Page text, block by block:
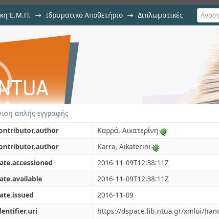
Ε.Μ.Π. → Ιδρυματικό Αποθετήριο → Διπλωματικές
της ορεινής Ελλάδας τη
στον ορεινό σχολικό
απλής εγγραφής
Καρρά, Αικατερίνη
Karra, Aikaterini
2016-11-09T12:38:11Z
2016-11-09T12:38:11Z
2016-11-09
https://dspace.lib.ntua.gr/xmlui/